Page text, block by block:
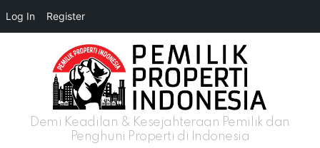
Demi Keadilan & Kesejahteraan Pemilik dan
Penghuni Properti di Indonesia
Log In Register